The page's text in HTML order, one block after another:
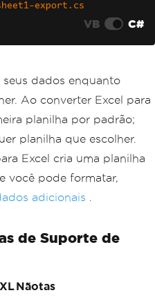
export.cs
VB C#
seus dados enquanto
Ao converter Excel para
planilha por padrão;
planilha que escolher.
Excel cria uma planilha
você pode formatar,
adicionais
de Suporte de
Nãotas